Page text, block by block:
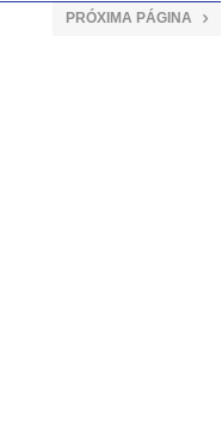
PRÓXIMA PÁGINA 